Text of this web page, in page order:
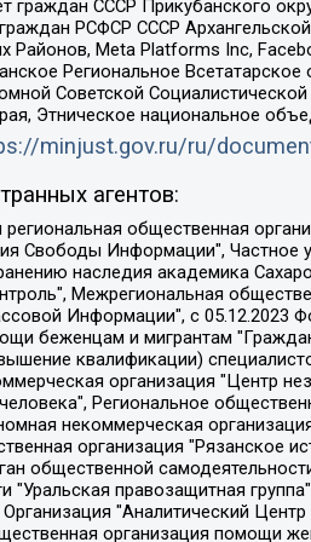
граждан СССР Прикубанского
РСФСР СССР
Районов, Meta Platforms Inc,
Региональное
Советской
Этническое национальное
minjust.gov.ru/ru/
агентов:
независимых социологических исследований", Союз общественных объединений "Российский исследовательский центр по правам человека", Региональное общественное учреждение научно-информационный центр "МЕМОРИАЛ", Некоммерческая организация "Фонд защиты гласности", Автономная некоммерческая организация "Институт прав человека", Городская общественная организация "Екатеринбургское общество "МЕМОРИАЛ", Городская общественная организация "Рязанское историко-просветительское и правозащитное общество "Мемориал" (Рязанский Мемориал), Челябинский региональный орган общественной самодеятельности – женское общественное объединение "Женщины Евразии", Челябинский региональный орган общественной самодеятельности "Уральская правозащитная группа", Фонд содействия защите здоровья и социальной справедливости имени Андрея Рылькова, Автономная Некоммерческая Организация "Аналитический Центр Юрия Левады", Автономная некоммерческая организация социальной поддержки населения "Проект Апрель", Региональная общественная организация помощи женщинам и детям, находящимся в кризисной ситуации "Информационно-методический центр "Анна", Фонд содействия развитию массовых коммуникаций и правовому просвещению "Так-так-Так", Фонд содействия устойчивому развитию "Серебряная тайга", Свердловский региональный общественный фонд социальных проектов "Новое время", "Idel.Реалии", Кавказ.Реалии, Крым.Реалии, Телеканал Настоящее Время, Татаро-башкирская служба Радио Свобода (Azatliq Radiosi), Радио Свободная Европа/Радио Свобода (PCE/PC), "Сибирь.Реалии", "Фактограф", Благотворительный фонд помощи осужденным и их семьям, Автономная некоммерческая организация "Институт глобализации и социальных движений", Фонд "В защиту прав заключенных", Частное учреждение "Центр поддержки и содействия развитию средств массовой информации", Пензенский региональный общественный благотворительный фонд "Гражданский союз", "Север.Реалии", Некоммерческая организация Фонд "Правовая инициатива", Общество с ограниченной ответственностью "Радио Свободная Европа/Радио Свобода", Чешское